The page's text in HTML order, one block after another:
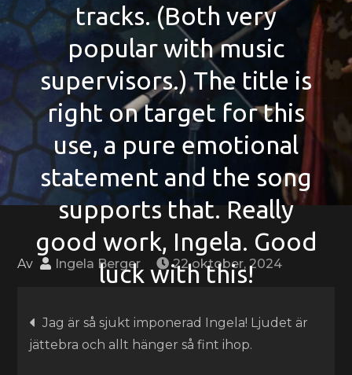
tracks. (Both very
popular with music
supervisors.) The title is
right on target for this
use, a pure emotional
statement and the song
supports that. Really
good work, Ingela. Good
luck with this!
Av Ingela Berger 22 oktober, 2024
Inläggsnavigering
Jag är så sjukt imponerad Ingela! Ljudet är
jättebra och allt hänger så fint ihop.